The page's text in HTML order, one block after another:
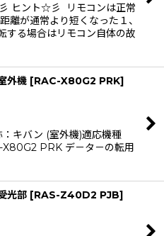
ヒント☆彡 リモコンは正常
離が通常より短くなった１、
する場合はリモコン自体の故
外機 [RAC-X80G2 PRK]
キバン (室外機)適応機種
PRK デ－タ－の転用
光部 [RAS-Z40D2 PJB]